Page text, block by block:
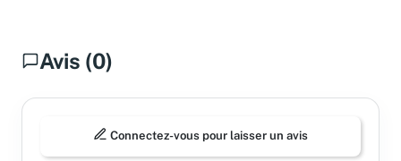
Avis (0)
Connectez-vous pour laisser un avis